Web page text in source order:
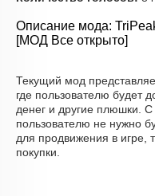
Описание мода:
[МОД Все открыто]
Текущий мод
где пользователю будет
денег и другие плюшки.
пользователю не нужно
для продвижения в игре,
покупки.